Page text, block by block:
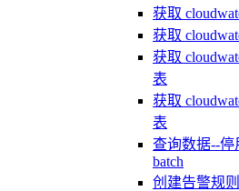
获取
获取
获取
表
获取
表
查询数据--停
batch
创建告警规